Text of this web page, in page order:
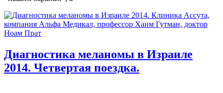
Диагностика меланомы в Израиле
2014. Четвертая поездка.